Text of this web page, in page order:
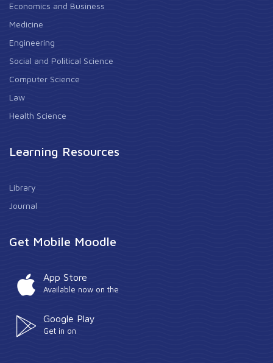
Economics and Business
Medicine
Engineering
Social and Political Science
Computer Science
Law
Health Science
Learning Resources
Library
Journal
Get Mobile Moodle
App Store
Available now on the
Google Play
Get in on